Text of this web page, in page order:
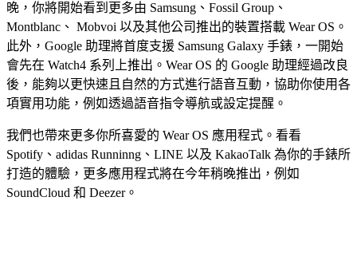
晚，你將開始看到更多由 Samsung、Fossil Group、
Montblanc、 Mobvoi 以及其他公司推出的裝置搭載 Wear OS。
此外，Google 助理將首度支援 Samsung Galaxy 手錶，一開始
會先在 Watch4 系列上推出。Wear OS 的 Google 助理經過改良
後，能夠以更快速且自然的方式進行語音互動，協助你使用各
項實用功能，例如透過語音指令導航或設定提醒。
我們也帶來更多你所喜愛的 Wear OS 應用程式。看看
Spotify、adidas Runninng、LINE 以及 KakaoTalk 為你的手錶所
打造的體驗，更多應用程式將在今年稍晚推出，例如
SoundCloud 和 Deezer。